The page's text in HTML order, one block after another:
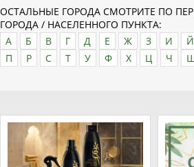
ОСТАЛЬНЫЕ ГОРОДА СМОТРИТЕ ПО
ГОРОДА / НАСЕЛЕННОГО ПУНКТА:
А
Б В Г Д Е Ж З И Й
П
Р С Т У Ф Х Ц Ч